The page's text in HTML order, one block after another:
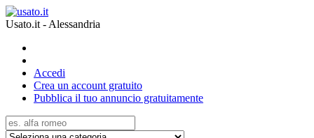
Usato.it - Alessandria
Accedi
Crea un account gratuito
Pubblica il tuo annuncio gratuitamente